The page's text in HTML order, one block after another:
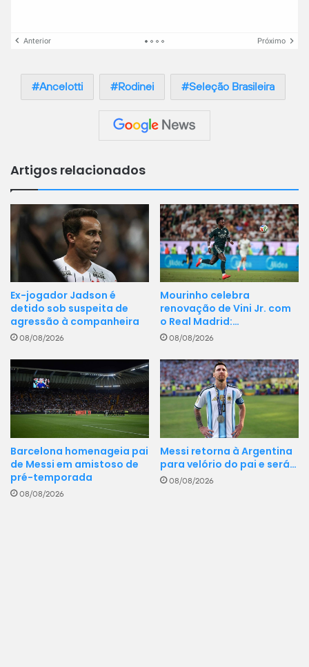
Anterior Próximo
Ancelotti Rodinei Seleção Brasileira
Artigos relacionados
Ex-jogador Jadson é
detido sob suspeita de
agressão à companheira
08/08/2026
Mourinho celebra
renovação de Vini Jr. com
o Real Madrid:…
08/08/2026
Barcelona homenageia pai
de Messi em amistoso de
pré-temporada
08/08/2026
Messi retorna à Argentina
para velório do pai e será…
08/08/2026